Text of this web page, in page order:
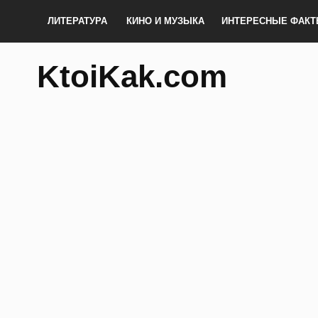
ЛИТЕРАТУРА КИНО И МУЗЫКА ИНТЕРЕСНЫЕ
KtoiKak.com